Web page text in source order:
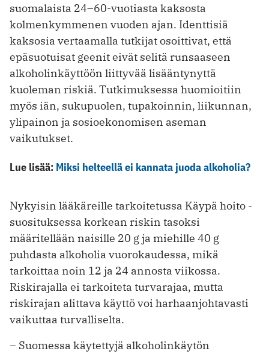
suomalaista 24–60-vuotiasta kaksosta
kolmenkymmenen vuoden ajan. Identtisiä
kaksosia vertaamalla tutkijat osoittivat, että
epäsuotuisat geenit eivät selitä runsaaseen
alkoholinkäyttöön liittyvää lisääntynyttä
kuoleman riskiä. Tutkimuksessa huomioitiin
myös iän, sukupuolen, tupakoinnin, liikunnan,
ylipainon ja sosioekonomisen aseman
vaikutukset.
Lue lisää: Miksi helteellä ei kannata juoda alkoholia?
Nykyisin lääkäreille tarkoitetussa Käypä hoito -
suosituksessa korkean riskin tasoksi
määritellään naisille 20 g ja miehille 40 g
puhdasta alkoholia vuorokaudessa, mikä
tarkoittaa noin 12 ja 24 annosta viikossa.
Riskirajalla ei tarkoiteta turvarajaa, mutta
riskirajan alittava käyttö voi harhaanjohtavasti
vaikuttaa turvalliselta.
– Suomessa käytettyjä alkoholinkäytön